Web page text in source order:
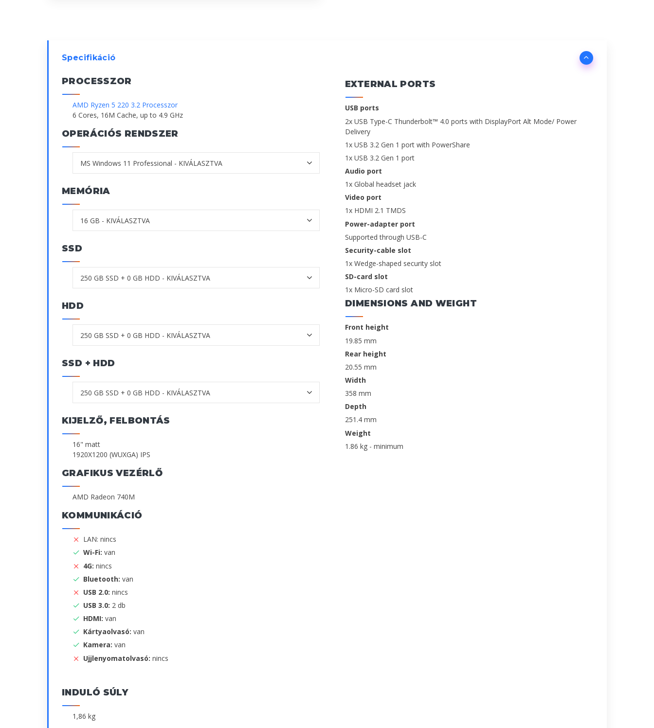
Specifikáció
PROCESSZOR
AMD Ryzen 5 220 3.2 Processzor
6 Cores, 16M Cache, up to 4.9 GHz
OPERÁCIÓS RENDSZER
MEMÓRIA
SSD
HDD
SSD + HDD
KIJELZŐ, FELBONTÁS
16" matt
1920X1200 (WUXGA) IPS
GRAFIKUS VEZÉRLŐ
AMD Radeon 740M
KOMMUNIKÁCIÓ
LAN: nincs
Wi-Fi: van
4G: nincs
Bluetooth: van
USB 2.0: nincs
USB 3.0: 2 db
HDMI: van
Kártyaolvasó: van
Kamera: van
Ujjlenyomatolvasó: nincs
INDULÓ SÚLY
1,86 kg
EXTERNAL PORTS
USB ports
2x USB Type-C Thunderbolt™ 4.0 ports with DisplayPort Alt Mode/ Power
Delivery
1x USB 3.2 Gen 1 port with PowerShare
1x USB 3.2 Gen 1 port
Audio port
1x Global headset jack
Video port
1x HDMI 2.1 TMDS
Power-adapter port
Supported through USB-C
Security-cable slot
1x Wedge-shaped security slot
SD-card slot
1x Micro-SD card slot
DIMENSIONS AND WEIGHT
Front height
19.85 mm
Rear height
20.55 mm
Width
358 mm
Depth
251.4 mm
Weight
1.86 kg - minimum